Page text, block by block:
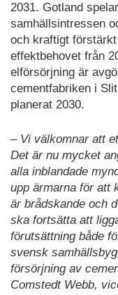
2031. Gotland
samhällsintressen
och kraftigt
effektbehovet från
elförsörjning är
cementfabriken i
planerat 2030.
– Vi välkomnar att
Det är nu mycket
alla inblandade
upp ärmarna för att
är brådskande och
ska fortsätta att
förutsättning både
svensk
försörjning av
Comstedt Webb,